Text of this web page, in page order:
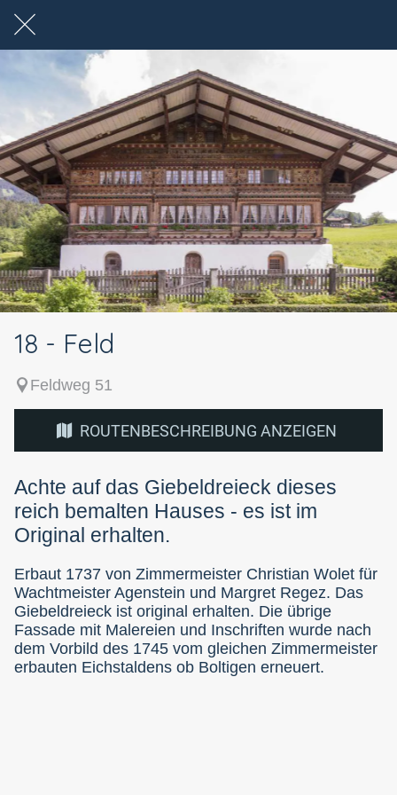
18 - Feld
Feldweg 51
ROUTENBESCHREIBUNG ANZEIGEN
Achte auf das Giebeldreieck dieses
reich bemalten Hauses - es ist im
Original erhalten.
Erbaut 1737 von Zimmermeister Christian Wolet für
Wachtmeister Agenstein und Margret Regez. Das
Giebeldreieck ist original erhalten. Die übrige
Fassade mit Malereien und Inschriften wurde nach
dem Vorbild des 1745 vom gleichen Zimmermeister
erbauten Eichstaldens ob Boltigen erneuert.